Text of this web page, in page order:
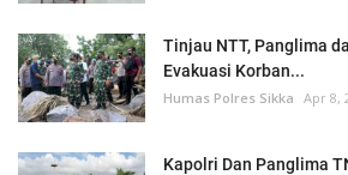
Tinjau NTT, Panglima
Evakuasi Korban...
Humas Polres Sikka Apr 8,
Kapolri Dan Panglima